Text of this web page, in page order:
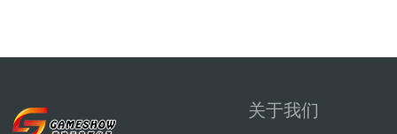
关于我们